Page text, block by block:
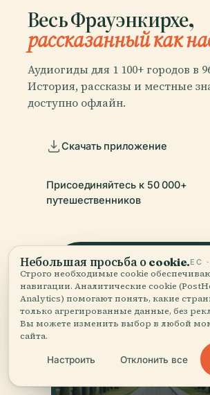
Весь Фрауэнкирхе,
рассказанный как
Аудиогиды для 1 100+ городов в
История, рассказы и местные
доступно офлайн.
Скачать приложение
Присоединяйтесь к 50 000+
путешественников
Небольшая просьба о cookie.ЕС
Строго необходимые cookie
навигации. Аналитические cookie
Analytics) помогают понять, какие
только агрегированные данные, без
Вы можете изменить выбор в любой
сайта.
Настроить Отклонить все